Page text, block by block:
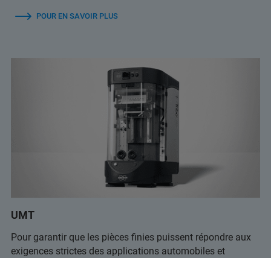
POUR EN SAVOIR PLUS
UMT
Pour garantir que les pièces finies puissent répondre aux
exigences strictes des applications automobiles et